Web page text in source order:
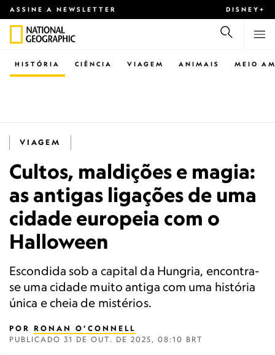
ASSINE A NEWSLETTER DISNEY+
CIÊNCIA VIAGEM ANIMAIS
HISTÓRIA MEIO
VIAGEM
Cultos, maldições e magia:
as antigas ligações de uma
cidade europeia com o
Halloween
Escondida sob a capital da Hungria, encontra-
se uma cidade muito antiga com uma história
única e cheia de mistérios.
POR RONAN O’CONNELL
PUBLICADO 31 DE OUT. DE 2025, 08:10 BRT